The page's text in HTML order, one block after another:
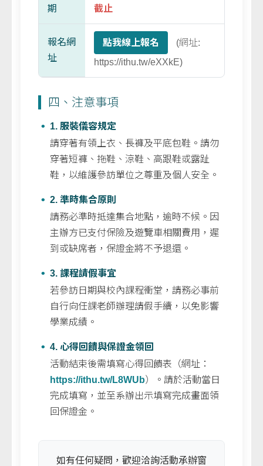
期 截止
報名網
址
點我線上報名
(網址:
https://ithu.tw/eXXkE)
四、注意事項
1. 服裝儀容規定
請穿著有領上衣、長褲及平底包鞋。請勿
穿著短褲、拖鞋、涼鞋、高跟鞋或露趾
鞋，以維護參訪單位之尊重及個人安全。
2. 準時集合原則
請務必準時抵達集合地點，逾時不候。因
主辦方已支付保險及遊覽車相關費用，遲
到或缺席者，保證金將不予退還。
3. 課程請假事宜
若參訪日期與校內課程衝堂，請務必事前
自行向任課老師辦理請假手續，以免影響
學業成績。
4. 心得回饋與保證金領回
活動結束後需填寫心得回饋表（網址：
https://ithu.tw/L8WUb）。請於活動當日
完成填寫，並至系辦出示填寫完成畫面領
回保證金。
如有任何疑問，歡迎洽詢活動承辦窗